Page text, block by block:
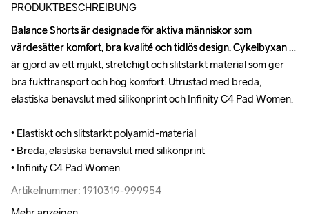
PRODUKTBESCHREIBUNG
Balance Shorts är designade för aktiva människor som
värdesätter komfort, bra kvalité och tidlös design. Cykelbyxan
är gjord av ett mjukt, stretchigt och slitstarkt material som ger
bra fukttransport och hög komfort. Utrustad med breda,
elastiska benavslut med silikonprint och Infinity C4 Pad Women.
• Elastiskt och slitstarkt polyamid-material
• Breda, elastiska benavslut med silikonprint
• Infinity C4 Pad Women
Artikelnummer: 1910319-999954
Balance Shorts är designade för aktiva människor som
värdesätter komfort, bra kvalité och tidlös design. Cykelbyxan
är gjord av ett mjukt, stretchigt och slitstarkt material som ger
bra fukttransport och hög komfort. Utrustad med breda,
elastiska benavslut med silikonprint och Infinity C4 Pad Women.
• Elastiskt och slitstarkt polyamid-material
• Breda, elastiska benavslut med silikonprint
• Infinity C4 Pad Women
Artikelnummer: 1910319-999954